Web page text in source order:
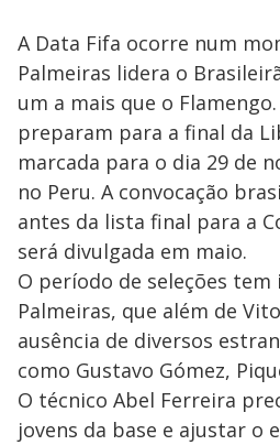
A Data Fifa ocorre num
Palmeiras lidera o
um a mais que o
preparam para a final da
marcada para o dia 29 de
no Peru. A convocação
antes da lista final para a
será divulgada em maio.
O período de seleções
Palmeiras, que além de
ausência de diversos
como Gustavo Gómez,
O técnico Abel Ferreira
jovens da base e ajustar o